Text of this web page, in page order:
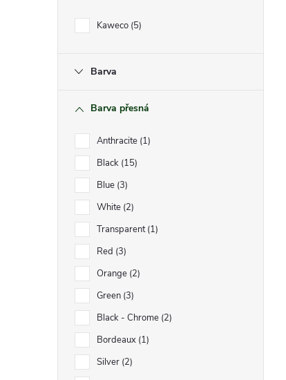
Kaweco 5
Barva
Barva přesná
Anthracite 1
Black 15
Blue 3
White 2
Transparent 1
Red 3
Orange 2
Green 3
Black - Chrome 2
Bordeaux 1
Silver 2